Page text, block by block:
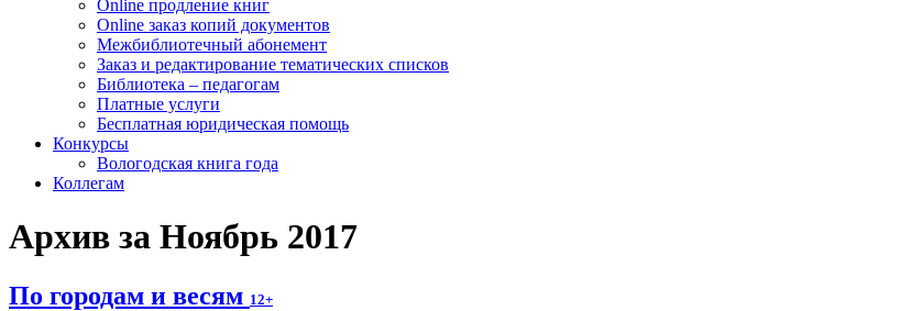
Online продление книг
Online заказ копий документов
Межбиблиотечный абонемент
Заказ и редактирование тематических списков
Библиотека – педагогам
Платные услуги
Бесплатная юридическая помощь
Конкурсы
Вологодская книга года
Коллегам
Архив за Ноябрь 2017
По городам и весям 12+